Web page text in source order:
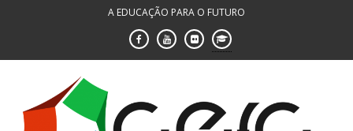
A EDUCAÇÃO PARA O FUTURO